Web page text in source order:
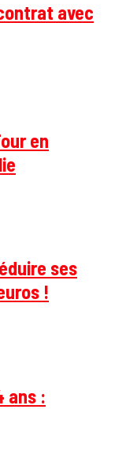
avec
en
ses
!
ans :